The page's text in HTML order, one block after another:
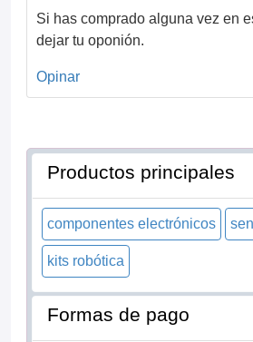
Si has comprado alguna vez en
dejar tu oponión.
Opinar
Productos principales
componentes electrónicos
kits robótica
Formas de pago